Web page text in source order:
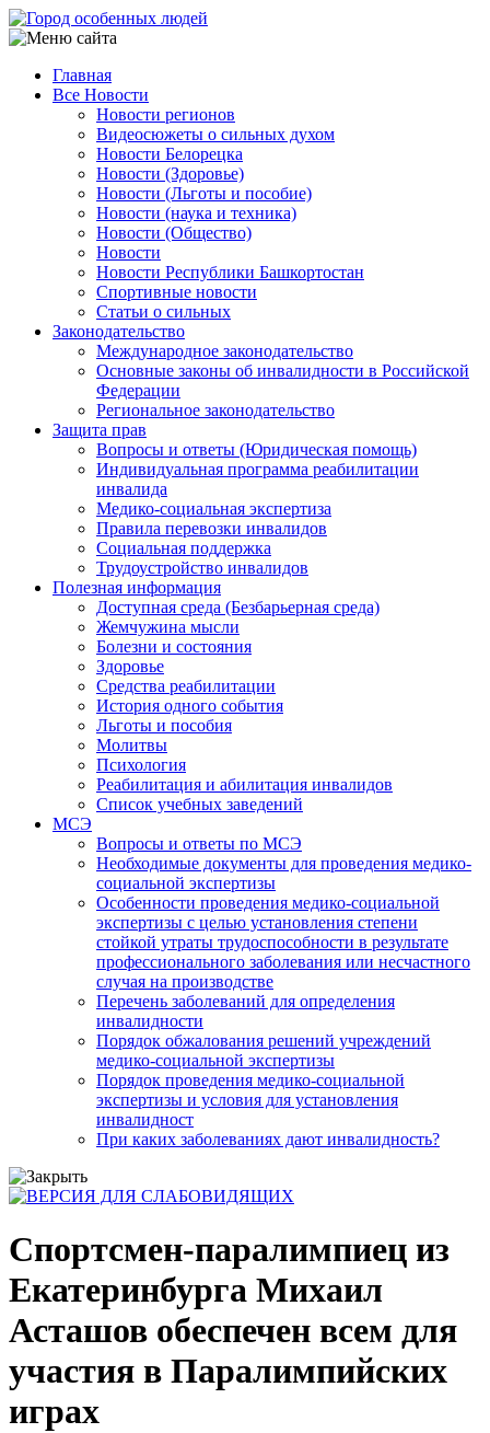
Перейти
к
содержанию
Main
navigation
Главная
Все Новости
Новости регионов
Видеосюжеты о сильных духом
Новости Белорецка
Новости (Здоровье)
Новости (Льготы и пособие)
Новости (наука и техника)
Новости (Общество)
Новости
Новости Республики Башкортостан
Спортивные новости
Статьи о сильных
Законодательство
Международное законодательство
Основные законы об инвалидности в Российской
Федерации
Региональное законодательство
Защита прав
Вопросы и ответы (Юридическая помощь)
Индивидуальная программа реабилитации
инвалида
Медико-социальная экспертиза
Правила перевозки инвалидов
Социальная поддержка
Трудоустройство инвалидов
Полезная информация
Доступная среда (Безбарьерная среда)
Жемчужина мысли
Болезни и состояния
Здоровье
Средства реабилитации
История одного события
Льготы и пособия
Молитвы
Психология
Реабилитация и абилитация инвалидов
Список учебных заведений
МСЭ
Вопросы и ответы по МСЭ
Необходимые документы для проведения медико-
социальной экспертизы
Особенности проведения медико-социальной
экспертизы с целью установления степени
стойкой утраты трудоспособности в результате
профессионального заболевания или несчастного
случая на производстве
Перечень заболеваний для определения
инвалидности
Порядок обжалования решений учреждений
медико-социальной экспертизы
Порядок проведения медико-социальной
экспертизы и условия для установления
инвалидност
При каких заболеваниях дают инвалидность?
Спортсмен-паралимпиец из
Екатеринбурга Михаил
Асташов обеспечен всем для
участия в Паралимпийских
играх